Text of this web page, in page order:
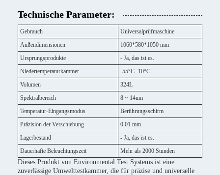
Technische Parameter:
Gebrauch
Universalprüfmaschine
Außendimensionen
1060*580*1050 mm
Ursprungsprodukte
- Ja, das ist es.
Niedertemperaturkammer
-55°C -10°C
Volumen
324L
Spektralbereich
8 ~ 14um
Temperatur-Eingangsmodus
Berührungsschirm
Präzision der Verschiebung
0.01 mm
Lagerbestand
- Ja, das ist es.
Dauerhafte Beleuchtungszeit
Mehr als 2000 Stunden
Dieses Produkt von Environmental Test Systems ist eine
zuverlässige Umwelttestkammer, die für präzise und universelle